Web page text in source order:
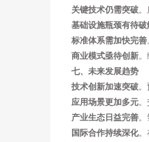
关键技术仍需突破
基础设施瓶颈有待破
标准体系需加快完善
商业模式亟待创新。
七、未来发展趋势
技术创新加速突破
应用场景更加多元。
产业生态日益完善。
国际合作持续深化。